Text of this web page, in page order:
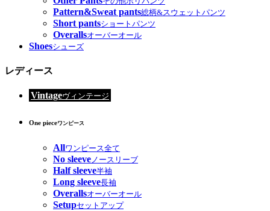
Pattern&Sweat pants総柄&スウェットパンツ
Short pantsショートパンツ
Overallsオーバーオール
Shoesシューズ
レディース
Vintageヴィンテージ
One pieceワンピース
Allワンピース全て
No sleeveノースリーブ
Half sleeve半袖
Long sleeve長袖
Overallsオーバーオール
Setupセットアップ